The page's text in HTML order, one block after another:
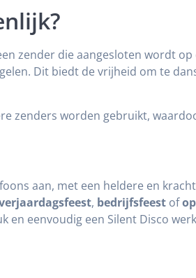
zender die aangesloten wordt
Dit biedt de vrijheid om te
zenders worden gebruikt,
aan, met een heldere en
, bedrijfsfeest of
en eenvoudig een Silent Disco